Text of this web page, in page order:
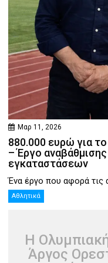
Μαρ 11, 2026
880.000 ευρώ για
– Έργο
εγκαταστάσεων
Ένα έργο που αφορά τις
Αθλητικά
Η
Άργος